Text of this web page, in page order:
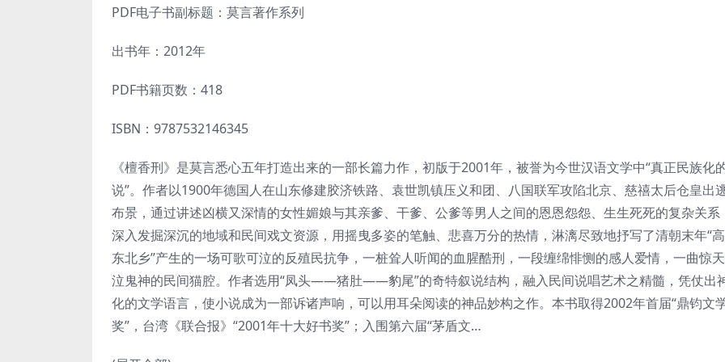
PDF电子书副标题：莫言著作系列
出书年：2012年
PDF书籍页数：418
ISBN：9787532146345
《檀香刑》是莫言悉心五年打造出来的一部长篇力作，初版于2001年，被誉为今世汉语文学中“真正民族化
说”。作者以1900年德国人在山东修建胶济铁路、袁世凯镇压义和团、八国联军攻陷北京、慈禧太后仓皇出
布景，通过讲述凶横又深情的女性媚娘与其亲爹、干爹、公爹等男人之间的恩恩怨怨、生生死死的复杂关系
深入发掘深沉的地域和民间戏文资源，用摇曳多姿的笔触、悲喜万分的热情，淋漓尽致地抒写了清朝末年“
东北乡”产生的一场可歌可泣的反殖民抗争，一桩耸人听闻的血腥酷刑，一段缠绵悱恻的感人爱情，一曲惊
泣鬼神的民间猫腔。作者选用“凤头——猪肚——豹尾”的奇特叙说结构，融入民间说唱艺术之精髓，凭仗出
化的文学语言，使小说成为一部诉诸声响，可以用耳朵阅读的神品妙构之作。本书取得2002年首届“鼎钧文
奖”，台湾《联合报》“2001年十大好书奖”；入围第六届“茅盾文…